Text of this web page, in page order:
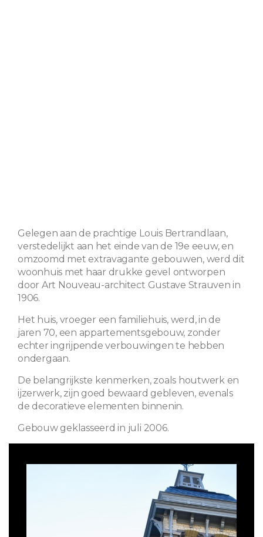
Gelegen aan de prachtige Louis Bertrandlaan,
verstedelijkt aan het einde van de 19e eeuw, en
omzoomd met extravagante gebouwen, werd dit
woonhuis met haar drukke gevel ontworpen
door Art Nouveau-architect Gustave Strauven in
1906.
Het huis, vroeger een familiehuis, werd, in de
jaren 70, een appartementsgebouw, zonder
echter ingrijpende verbouwingen te hebben
ondergaan.
De belangrijkste kenmerken, zoals houtwerk en
ijzerwerk, zijn goed bewaard gebleven, evenals
de decoratieve elementen binnenin.
Gebouw geklasseerd in juli 2006.